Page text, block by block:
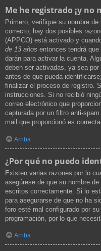
Me he registrado ¡y no
Primero, verifique su nombre
correcto, hay dos posibles
(APPCO) está activado y
de 13 años entonces tendrá
darán para activar la cuenta.
deben ser activadas, ya sea
antes de que pueda
finalizar el proceso de registro.
instrucciones. Si no recibió
correo electrónico que
capturada por un filtro anti-
mail que proporcionó es
Arriba
¿Por qué no puedo
Existen varias razones por lo
asegúrese de que su nombre
escritos correctamente. Si lo
para asegurarse de que no ha
foro esté mal configurado por
programación, por lo que
Arriba